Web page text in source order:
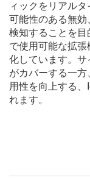
ィックをリアル
可能性のある無
検知することを
で使用可能な拡
化しています。
がカバーする一
用性を向上する
れます。